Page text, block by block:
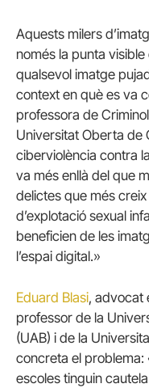
Aquests milers
només la punta
qualsevol imatge
context en què es va
professora de
Universitat Oberta de
ciberviolència contra
va més enllà del que
delictes que més
d’explotació sexual
beneficien de les
l’espai digital.»
Eduard Blasi, advocat
professor de la
(UAB) i de la
concreta el problema:
escoles tinguin